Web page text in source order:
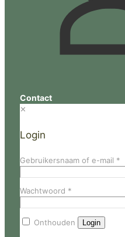
Contact
✕
Login
Gebruikersnaam of e-mail *
Wachtwoord *
Onthouden Login